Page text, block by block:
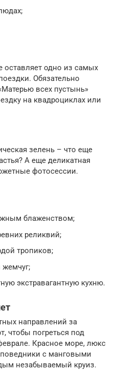
оставляет одно из самых
Обязательно
всех пустынь»
на квадроциклах или
зелень – что еще
А еще деликатная
фотосессии.
блаженством;
реликвий;
тропиков;
жемчуг;
экстравагантную кухню.
направлений за
чтобы погреться под
Красное море, люкс
с манговыми
незабываемый круиз.